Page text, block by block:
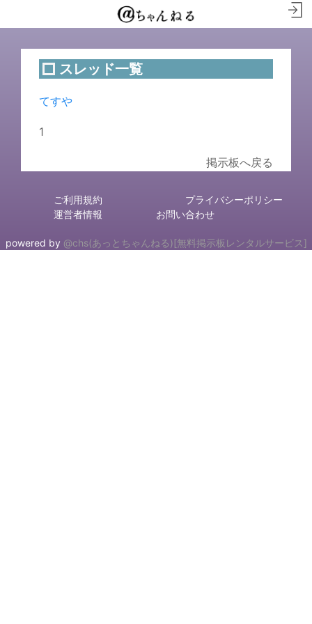
スレッド一覧
てすや
1
掲示板へ戻る
ご利用規約
プライバシーポリシー
運営者情報
お問い合わせ
powered by @chs(あっとちゃんねる)[無料掲示板レンタルサービス]